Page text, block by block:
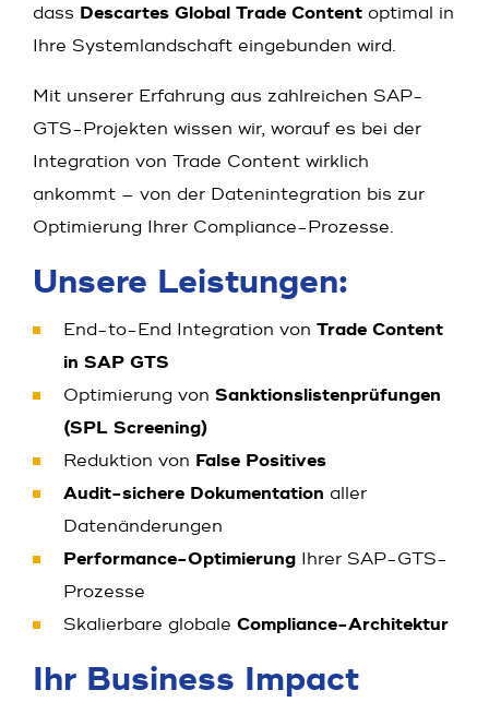
dass Descartes Global Trade Content optimal in
Ihre Systemlandschaft eingebunden wird.
Mit unserer Erfahrung aus zahlreichen SAP-
GTS-Projekten wissen wir, worauf es bei der
Integration von Trade Content wirklich
ankommt – von der Datenintegration bis zur
Optimierung Ihrer Compliance-Prozesse.
Unsere Leistungen:
End-to-End Integration von Trade Content
in SAP GTS
Optimierung von Sanktionslistenprüfungen
(SPL Screening)
Reduktion von False Positives
Audit-sichere Dokumentation aller
Datenänderungen
Performance-Optimierung Ihrer SAP-GTS-
Prozesse
Skalierbare globale Compliance-Architektur
Ihr Business Impact